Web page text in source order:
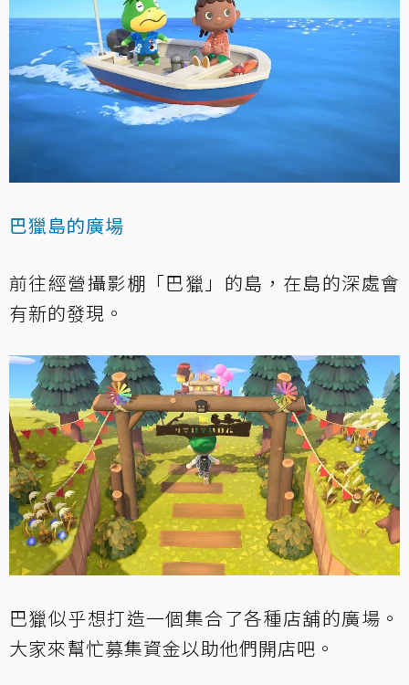
巴獵島的廣場
前往經營攝影棚「巴獵」的島，在島的深處會
有新的發現。
巴獵似乎想打造一個集合了各種店舖的廣場。
大家來幫忙募集資金以助他們開店吧。